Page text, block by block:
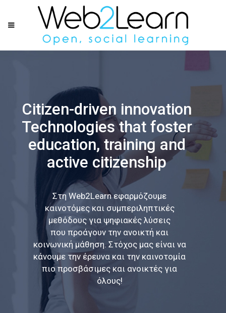
Citizen-driven innovation
Technologies that foster
education, training and
active citizenship
Στη Web2Learn εφαρμόζουμε
καινοτόμες και συμπεριληπτικές
μεθόδους για ψηφιακές λύσεις
που προάγουν την ανοικτή και
κοινωνική μάθηση. Στόχος μας είναι να
κάνουμε την έρευνα και την καινοτομία
πιο προσβάσιμες και ανοικτές για
όλους!